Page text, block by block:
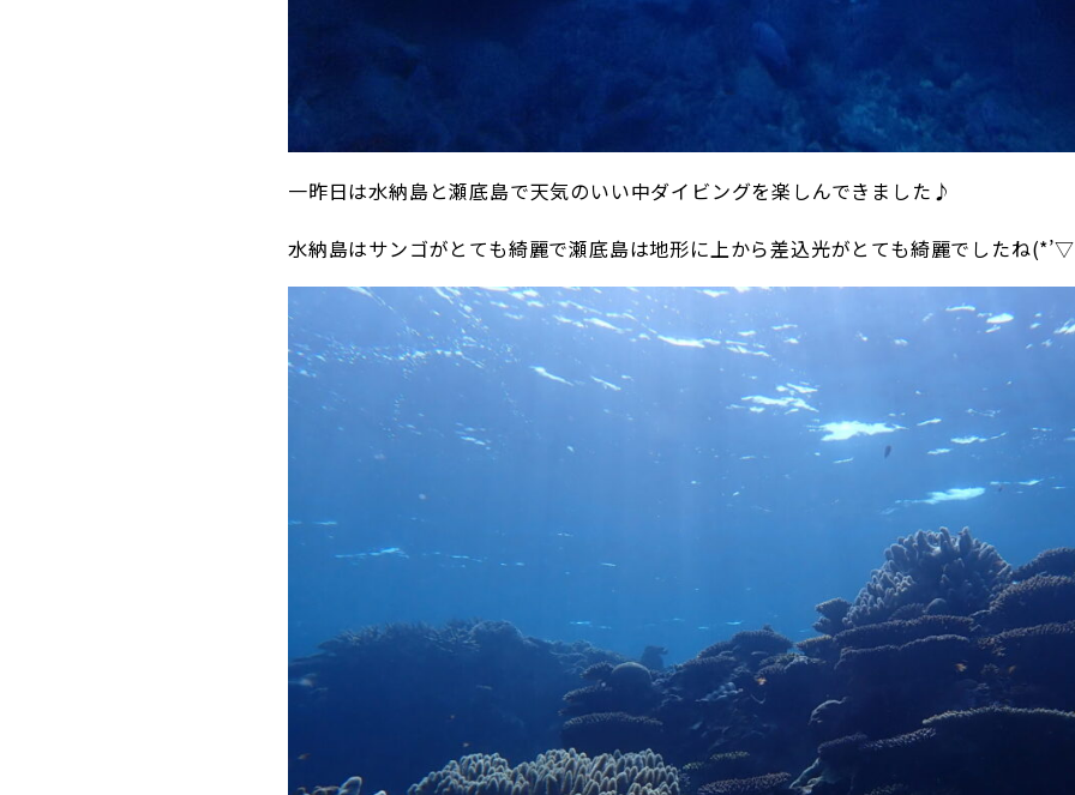
一昨日は水納島と瀬底島で天気のいい中ダイビングを楽しんできました♪
水納島はサンゴがとても綺麗で瀬底島は地形に上から差込光がとても綺麗でしたね